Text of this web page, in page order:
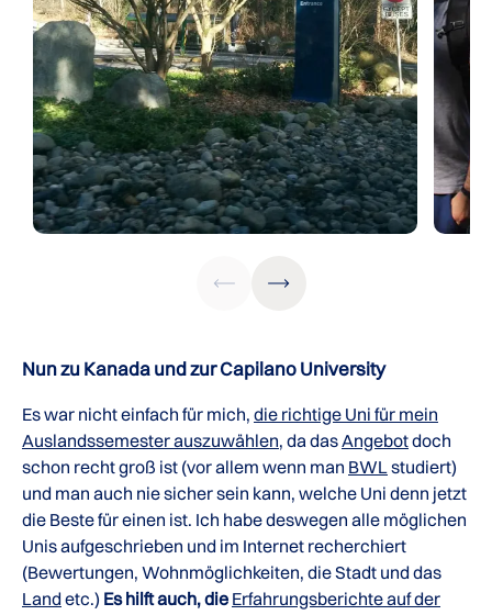
Nun zu Kanada und zur Capilano University
Es war nicht einfach für mich, die richtige Uni für mein
Auslandssemester auszuwählen, da dasAngebotdoch
schon recht groß ist (vor allem wenn man BWLstudiert)
und man auch nie sicher sein kann, welche Uni denn jetzt
die Beste für einen ist. Ich habe deswegen alle möglichen
Unis aufgeschrieben und im Internet recherchiert
(Bewertungen, Wohnmöglichkeiten, die Stadt und das
Land etc.) Es hilft auch, die Erfahrungsberichte auf der